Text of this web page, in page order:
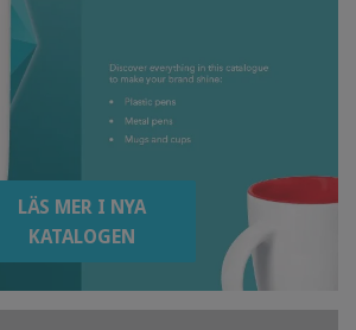
LÄS MER I NYA
KATALOGEN